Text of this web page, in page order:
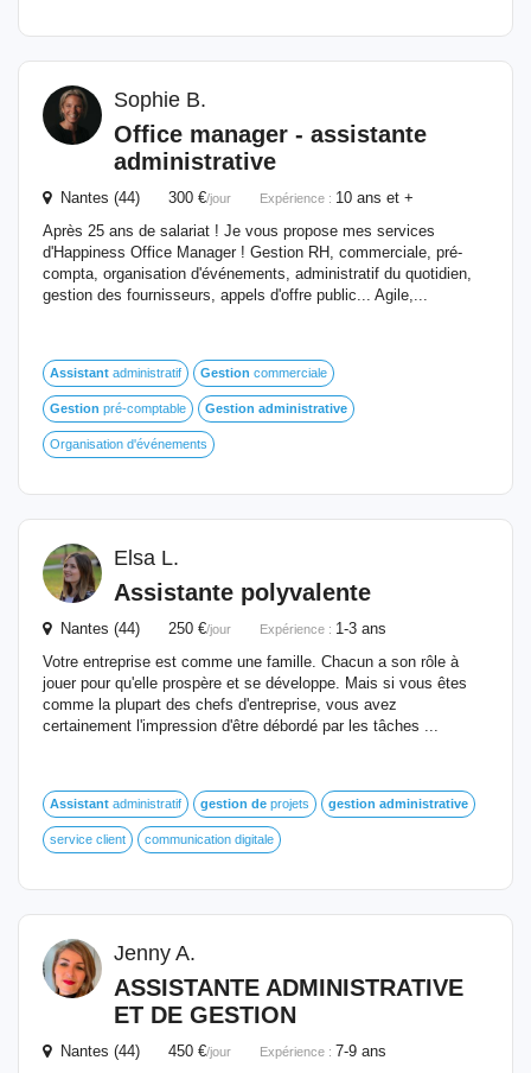
Sophie B.
Office manager - assistante
administrative
Nantes (44) 300 €/jour Expérience : 10 ans et +
Après 25 ans de salariat ! Je vous propose mes services
d'Happiness Office Manager ! Gestion RH, commerciale, pré-
compta, organisation d'événements, administratif du quotidien,
gestion des fournisseurs, appels d'offre public... Agile,...
Assistant administratif Gestion commerciale
Gestion pré-comptable Gestion administrative
Organisation d'événements
Elsa L.
Assistante polyvalente
Nantes (44) 250 €/jour Expérience : 1-3 ans
Votre entreprise est comme une famille. Chacun a son rôle à
jouer pour qu'elle prospère et se développe. Mais si vous êtes
comme la plupart des chefs d'entreprise, vous avez
certainement l'impression d'être débordé par les tâches ...
Assistant administratif gestion de projets gestion administrative
service client communication digitale
Jenny A.
ASSISTANTE ADMINISTRATIVE
ET DE GESTION
Nantes (44) 450 €/jour Expérience : 7-9 ans